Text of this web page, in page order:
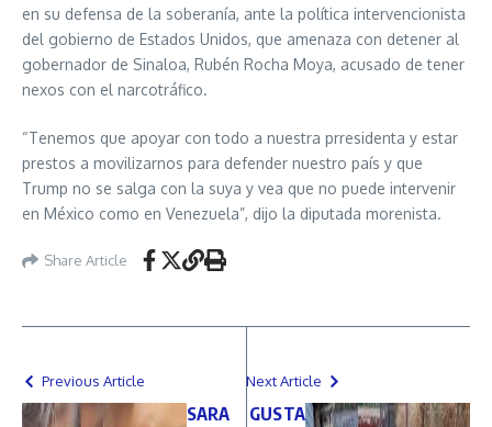
en su defensa de la soberanía, ante la política intervencionista
del gobierno de Estados Unidos, que amenaza con detener al
gobernador de Sinaloa, Rubén Rocha Moya, acusado de tener
nexos con el narcotráfico.
“Tenemos que apoyar con todo a nuestra prresidenta y estar
prestos a movilizarnos para defender nuestro país y que
Trump no se salga con la suya y vea que no puede intervenir
en México como en Venezuela”, dijo la diputada morenista.
Share Article
Previous Article
SARA
Next Article
GUSTA